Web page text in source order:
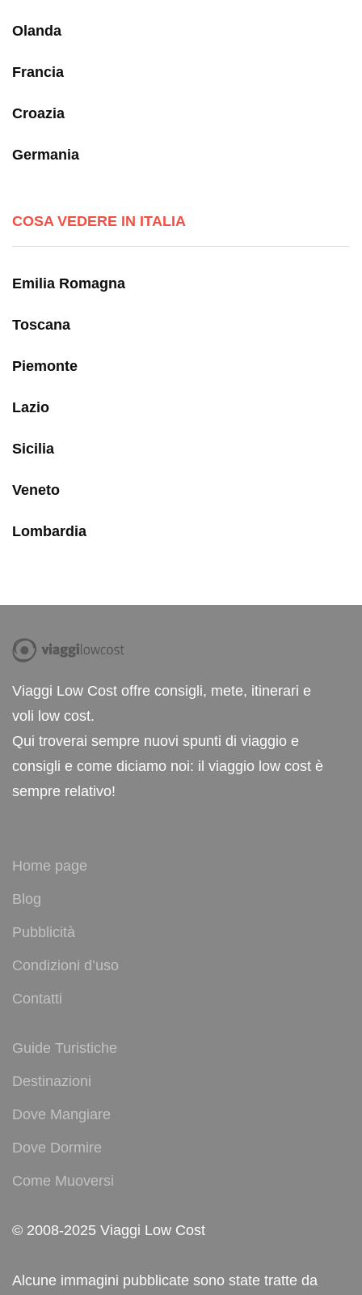
Olanda
Francia
Croazia
Germania
COSA VEDERE IN ITALIA
Emilia Romagna
Toscana
Piemonte
Lazio
Sicilia
Veneto
Lombardia
Viaggi Low Cost offre consigli, mete, itinerari e
voli low cost.
Qui troverai sempre nuovi spunti di viaggio e
consigli e come diciamo noi: il viaggio low cost è
sempre relativo!
Home page
Blog
Pubblicità
Condizioni d’uso
Contatti
Guide Turistiche
Destinazioni
Dove Mangiare
Dove Dormire
Come Muoversi
© 2008-2025 Viaggi Low Cost
Alcune immagini pubblicate sono state tratte da